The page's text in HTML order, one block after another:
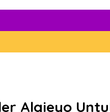
Algieyo